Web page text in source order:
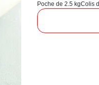
Poche de 2.5 kgColis